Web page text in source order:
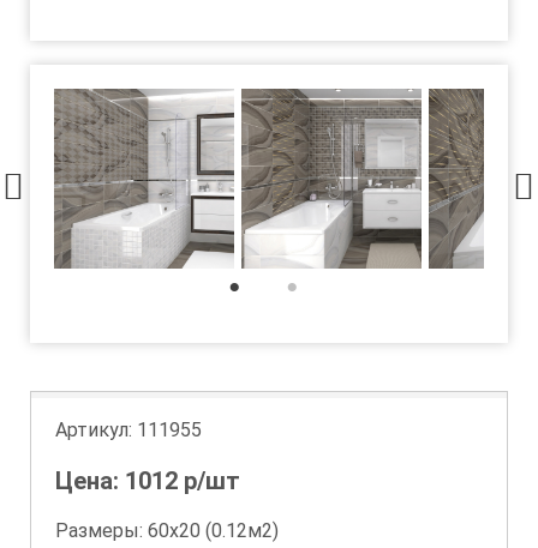
Артикул: 111955
Цена: 1012 р/шт
Размеры: 60х20 (0.12м2)